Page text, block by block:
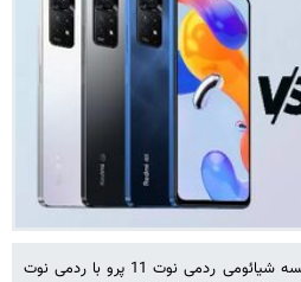
گجت‌نیوز نوشت: در اینجا به مقایسه شیائومی ردمی نوت 11 پرو با ردمی نوت